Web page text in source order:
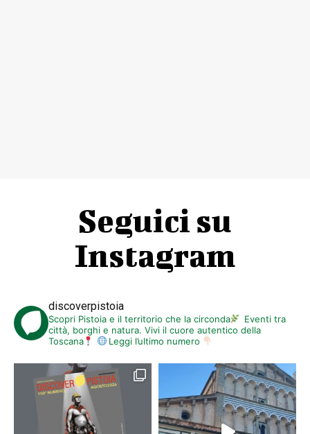
Seguici su
Instagram
discoverpistoia
Scopri Pistoia e il territorio che la circonda
Eventi tra
città, borghi e natura. Vivi il cuore autentico della
Toscana
Leggi l’ultimo numero